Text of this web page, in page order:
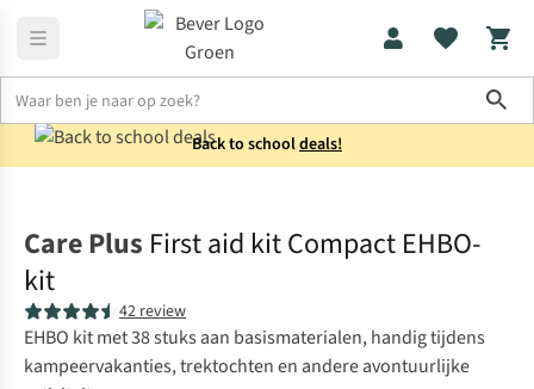
Back to schooldeals!
Care Plus First aid kit Compact EHBO-
kit
42 review
EHBO kit met 38 stuks aan basismaterialen, handig tijdens
kampeervakanties, trektochten en andere avontuurlijke